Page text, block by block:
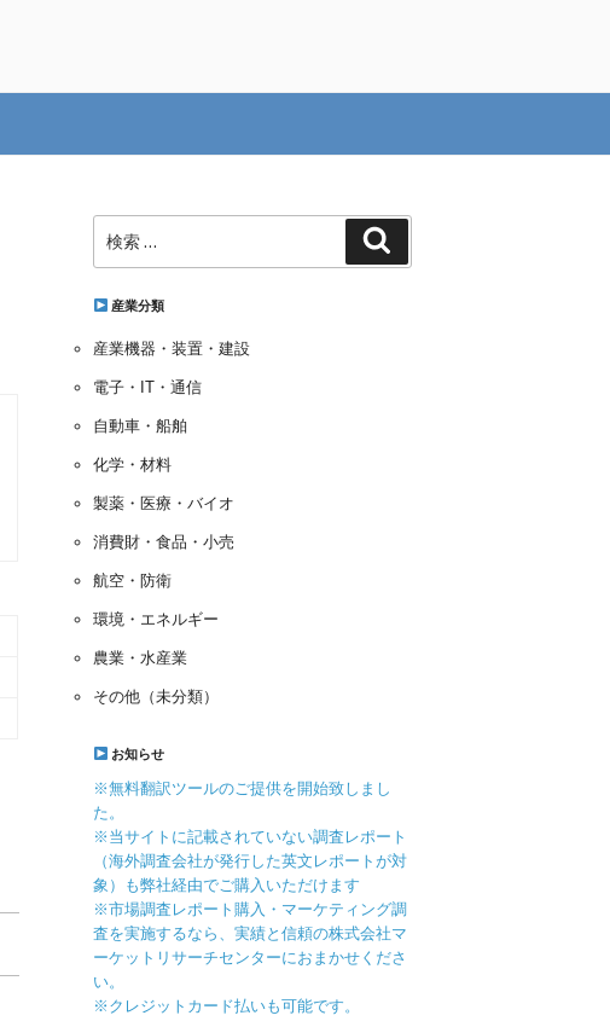
索:
産業分類
産業機器・装置・建設
電子・IT・通信
自動車・船舶
化学・材料
製薬・医療・バイオ
消費財・食品・小売
航空・防衛
環境・エネルギー
農業・水産業
その他（未分類）
お知らせ
※無料翻訳ツールのご提供を開始致しまし
た。
※当サイトに記載されていない調査レポート
（海外調査会社が発行した英文レポートが対
象）も弊社経由でご購入いただけます
※市場調査レポート購入・マーケティング調
査を実施するなら、実績と信頼の株式会社マ
ーケットリサーチセンターにおまかせくださ
い。
※クレジットカード払いも可能です。